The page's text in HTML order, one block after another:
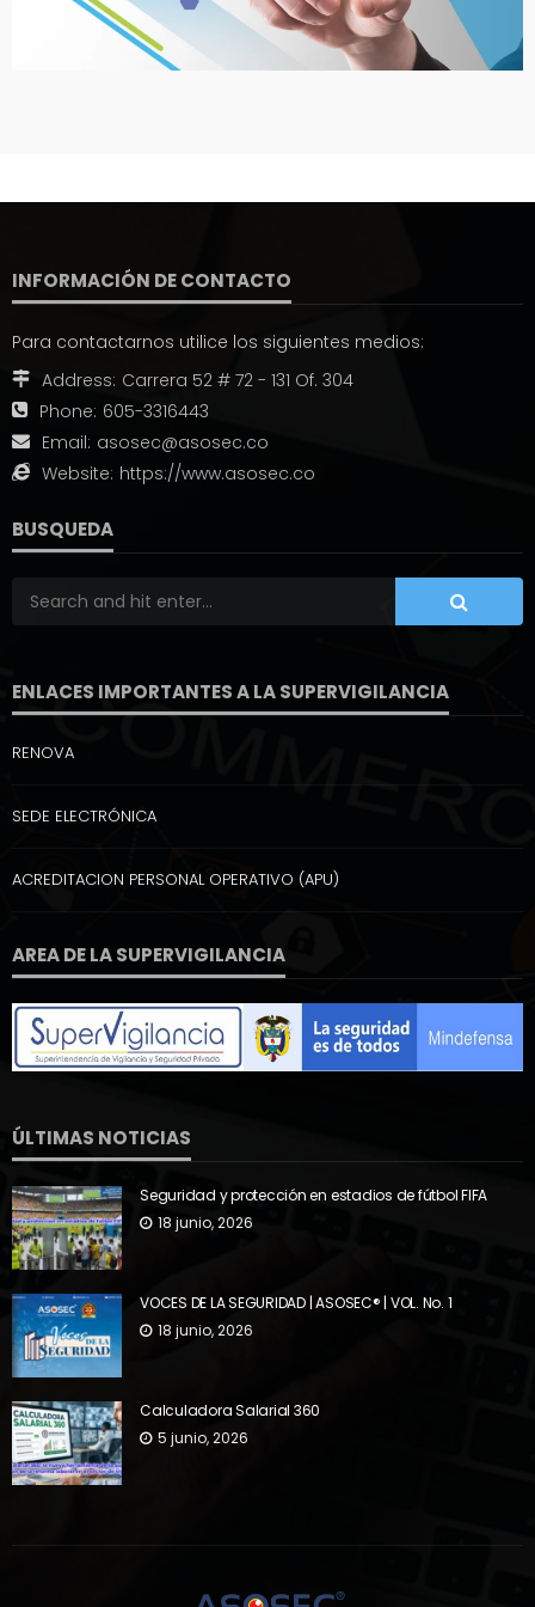
INFORMACIÓN DE CONTACTO
Para contactarnos utilice los siguientes medios:
Address: Carrera 52 # 72 - 131 Of. 304
Phone: 605-3316443
Email: asosec@asosec.co
Website: https://www.asosec.co
BUSQUEDA
ENLACES IMPORTANTES A LA SUPERVIGILANCIA
RENOVA
SEDE ELECTRÓNICA
ACREDITACION PERSONAL OPERATIVO (APU)
AREA DE LA SUPERVIGILANCIA
ÚLTIMAS NOTICIAS
Seguridad y protección en estadios de fútbol FIFA
18 junio, 2026
VOCES DE LA SEGURIDAD | ASOSEC® | VOL. No. 1
18 junio, 2026
Calculadora Salarial 360
5 junio, 2026